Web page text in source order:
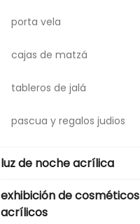
porta vela
cajas de matzá
tableros de jalá
pascua y regalos judios
luz de noche acrílica
exhibición de cosméticos
acrílicos